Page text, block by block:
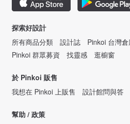
探索好設計
所有商品分類
設計誌 Pinkoi 台灣
Pinkoi 群眾募資
找靈感 逛櫥窗
於 Pinkoi 販售
我想在 Pinkoi 上販售
設計館問與答
幫助 / 政策